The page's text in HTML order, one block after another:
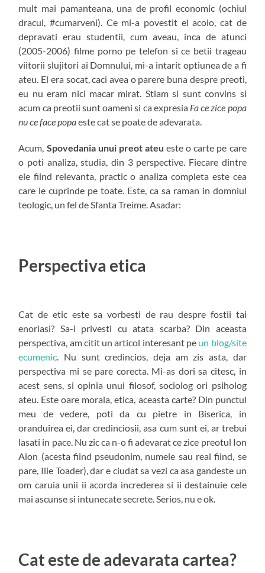
mult mai pamanteana, una de profil economic (ochiul
dracul, #cumarveni). Ce mi-a povestit el acolo, cat de
depravati erau studentii, cum aveau, inca de atunci
(2005-2006) filme porno pe telefon si ce betii trageau
viitorii slujitori ai Domnului, mi-a intarit optiunea de a fi
ateu. El era socat, caci avea o parere buna despre preoti,
eu nu eram nici macar mirat. Stiam si sunt convins si
acum ca preotii sunt oameni si ca expresia Fa ce zice popa
nu ce face popaeste cat se poate de adevarata.
Acum, Spovedania unui preot ateu este o carte pe care
o poti analiza, studia, din 3 perspective. Fiecare dintre
ele fiind relevanta, practic o analiza completa este cea
care le cuprinde pe toate. Este, ca sa raman in domniul
teologic, un fel de Sfanta Treime. Asadar:
Perspectiva etica
Cat de etic este sa vorbesti de rau despre fostii tai
enoriasi? Sa-i privesti cu atata scarba? Din aceasta
perspectiva, am citit un articol interesant pe un blog/site
ecumenic. Nu sunt credincios, deja am zis asta, dar
perspectiva mi se pare corecta. Mi-as dori sa citesc, in
acest sens, si opinia unui filosof, sociolog ori psiholog
ateu. Este oare morala, etica, aceasta carte? Din punctul
meu de vedere, poti da cu pietre in Biserica, in
oranduirea ei, dar credinciosii, asa cum sunt ei, ar trebui
lasati in pace. Nu zic ca n-o fi adevarat ce zice preotul Ion
Aion (acesta fiind pseudonim, numele sau real fiind, se
pare, Ilie Toader), dar e ciudat sa vezi ca asa gandeste un
om caruia unii ii acorda increderea si ii destainuie cele
mai ascunse si intunecate secrete. Serios, nu e ok.
Cat este de adevarata cartea?